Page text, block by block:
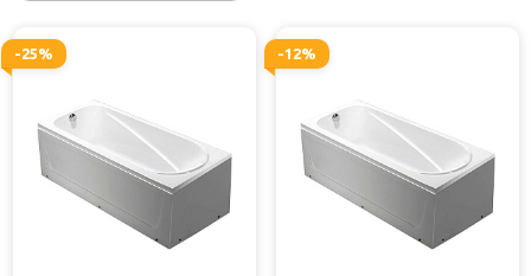
-25% -12%